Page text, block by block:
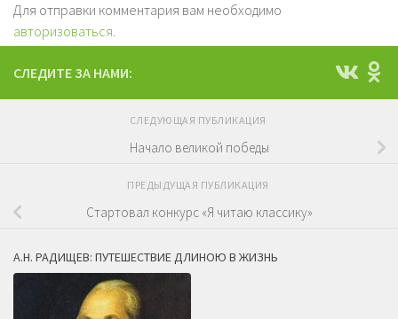
Для отправки комментария вам необходимо
авторизоваться.
СЛЕДИТЕ ЗА НАМИ:
СЛЕДУЮЩАЯ ПУБЛИКАЦИЯ
Начало великой победы
ПРЕДЫДУЩАЯ ПУБЛИКАЦИЯ
Стартовал конкурс «Я читаю классику»
А.Н. РАДИЩЕВ: ПУТЕШЕСТВИЕ ДЛИНОЮ В ЖИЗНЬ